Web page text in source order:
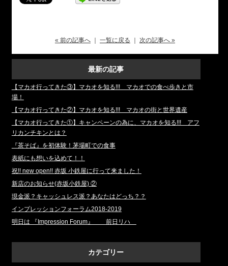
« 前の記事へ｜ 一覧に戻る 次の記事へ »
最新の記事
【マカオ行ってきた③】マカオを知る!!! マカオでの食べ歩きと市
場！
【マカオ行ってきた②】マカオを知る!!! マカオの街と世界遺産
【マカオ行ってきた①】キャンペーンの為に、マカオを知る!!! アフ
リカンチキンとは？
『茶そば』を初体験！茅場町での食事
表紙にも想いを込めて！！
祝!! new open!! 赤坂 小鉄屋に行って来ました！
新店のお知らせ(赤坂小鉄屋) ②
現金派？キャッシュレス派？あなたはどっち？？
インプレッションフォーラム2018‐2019
明日は 『Impression Forum』 前日リハ
カテゴリー